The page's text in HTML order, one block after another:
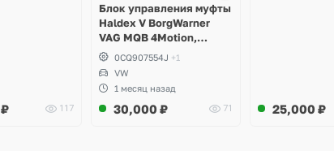
₽ 117
Блок управления муфты
Haldex V BorgWarner
VAG MQB 4Motion,
Volkswagen Tiguan
0CQ907554J +1
VW
1 месяц назад
30,000 ₽ 71 25,000 ₽